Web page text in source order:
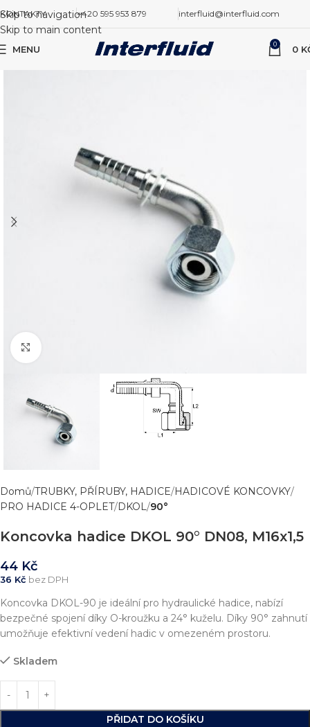
Skip to navigation
Skip to main content
KONTAKTY +420 595 953 879 interfluid@interfluid.com
MENU 0 0
Domů TRUBKY, PŘÍRUBY, HADICE HADICOVÉ KONCOVKY
PRO HADICE 4-OPLET DKOL 90°
Koncovka hadice DKOL 90° DN08, M16x1,5
44 Kč
36 Kč bez DPH
Koncovka DKOL-90 je ideální pro hydraulické hadice, nabízí
bezpečné spojení díky O-kroužku a 24° kuželu. Díky 90° zahnutí
umožňuje efektivní vedení hadic v omezeném prostoru.
Skladem
PŘIDAT DO KOŠÍKU